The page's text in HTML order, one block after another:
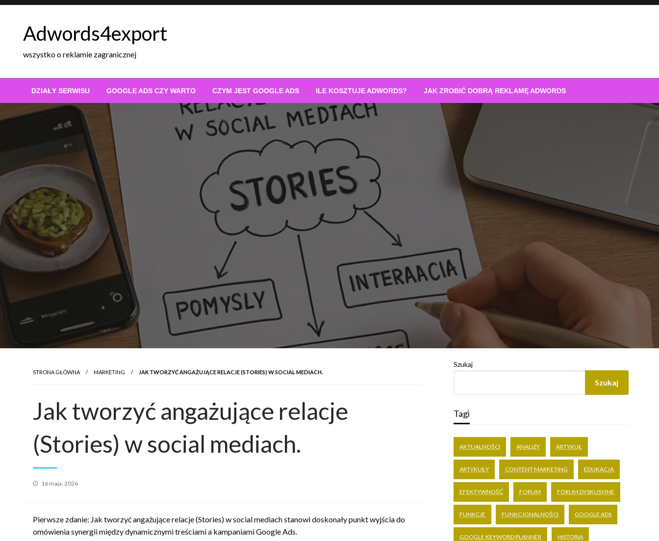
Skip
Adwords4export
wszystko o reklamie zagranicznej
DZIAŁY SERWISU GOOGLE ADS CZY WARTO CZYM JEST GOOGLE ADS ILE KOSZTUJE ADWORDS? JAK ZROBIĆ DOBRĄ REKLAMĘ ADWORDS
STRONA GŁÓWNA MARKETING JAK TWORZYĆ ANGAŻUJĄCE RELACJE (STORIES) W SOCIAL MEDIACH.
Jak tworzyć angażujące relacje
(Stories) w social mediach.
Opublikowane
16 maja, 2026
Pierwsze zdanie: Jak tworzyć angażujące relacje (Stories) w social mediach stanowi doskonały punkt wyjścia do
omówienia synergii między dynamicznymi treściami a kampaniami Google Ads.
Szukaj
Szukaj
Tagi
AKTUALNOŚCI ANALIZY ARTYKUŁ
ARTYKUŁY CONTENT MARKETING EDUKACJA
EFEKTYWNOŚĆ FORUM FORUM DYSKUSYJNE
FUNKCJE FUNKCJONALNOŚCI GOOGLE ADS
GOOGLE KEYWORD PLANNER HISTORIA